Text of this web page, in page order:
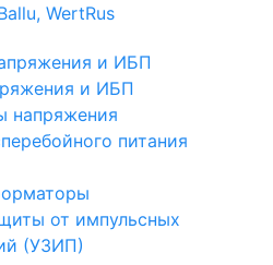
WertRus
и ИБП
напряжения
питания
от импульсных
(УЗИП)